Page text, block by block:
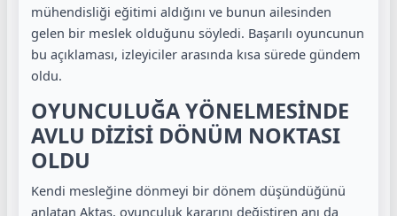
mühendisliği eğitimi aldığını ve bunun ailesinden
gelen bir meslek olduğunu söyledi. Başarılı oyuncunun
bu açıklaması, izleyiciler arasında kısa sürede gündem
oldu.
OYUNCULUĞA YÖNELMESİNDE
AVLU DİZİSİ DÖNÜM NOKTASI
OLDU
Kendi mesleğine dönmeyi bir dönem düşündüğünü
anlatan Aktaş, oyunculuk kararını değiştiren anı da